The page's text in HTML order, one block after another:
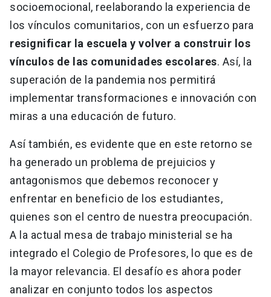
socioemocional, reelaborando la experiencia de
los vínculos comunitarios, con un esfuerzo para
resignificar la escuela y volver a construir los
vínculos de las comunidades escolares. Así, la
superación de la pandemia nos permitirá
implementar transformaciones e innovación con
miras a una educación de futuro.
Así también, es evidente que en este retorno se
ha generado un problema de prejuicios y
antagonismos que debemos reconocer y
enfrentar en beneficio de los estudiantes,
quienes son el centro de nuestra preocupación.
A la actual mesa de trabajo ministerial se ha
integrado el Colegio de Profesores, lo que es de
la mayor relevancia. El desafío es ahora poder
analizar en conjunto todos los aspectos